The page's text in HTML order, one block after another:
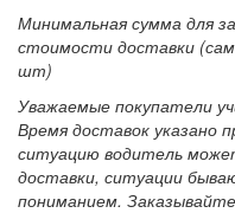
Минимальная сумма для
стоимости доставки
шт)
Уважаемые покупатели
Время доставок указано
ситуацию водитель
доставки, ситуации
пониманием.